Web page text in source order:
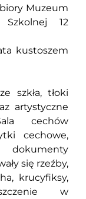
Muzeum
12
kustoszem
szkła, tłoki
artystyczne
cechów
cechowe,
dokumenty
się rzeźby,
krucyfiksy,
w